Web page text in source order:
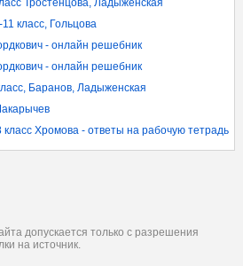
Тростенцова, Ладыженская
класс, Гольцова
- онлайн решебник
- онлайн решебник
Баранов, Ладыженская
Хромова - ответы на рабочую тетрадь
допускается только с разрешения
на источник.